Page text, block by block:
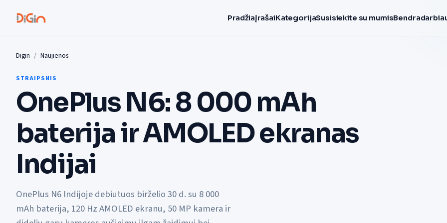
PradžiaĮrašaiKategorijaSusisiekite su mumis
Digin Naujienos
STRAIPSNIS
OnePlus N6: 8 000 mAh
baterija ir AMOLED ekranas
Indijai
OnePlus N6 Indijoje debiutuos birželio 30 d. su 8 000
mAh baterija, 120 Hz AMOLED ekranu, 50 MP kamera ir